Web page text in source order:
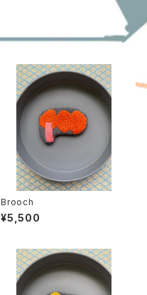
Brooch
¥5,500